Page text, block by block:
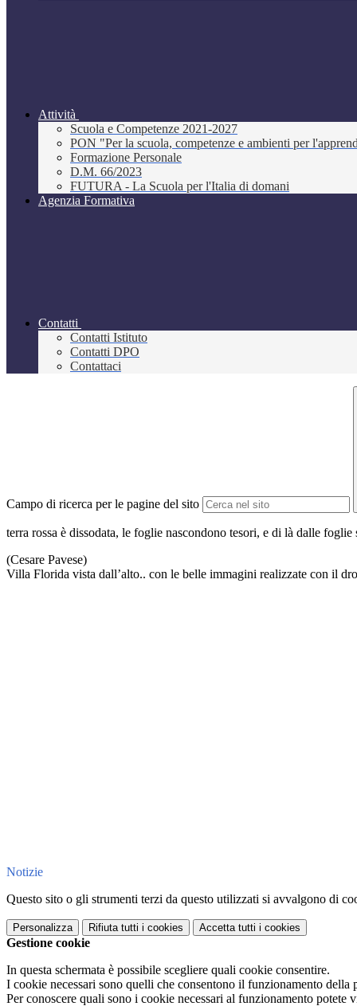
Attività
Scuola e Competenze 2021-2027
PON "Per la scuola, competenze e ambienti per
Formazione Personale
D.M. 66/2023
FUTURA - La Scuola per l'Italia di domani
Agenzia Formativa
Contatti
Contatti Istituto
Contatti DPO
Contattaci
Campo di ricerca per le pagine del sito
terra rossa è dissodata, le foglie nascondono tesori, e di là dalle foglie
(Cesare Pavese)
Villa Florida vista dall’alto.. con le belle immagini realizzate con il
Notizie
Questo sito o gli strumenti terzi da questo utilizzati si avvalgono di
Personalizza Rifiuta tutti i cookies Accetta tutti i cookies
Gestione cookie
In questa schermata è possibile scegliere quali cookie consentire.
I cookie necessari sono quelli che consentono il funzionamento
Per conoscere quali sono i cookie necessari al funzionamento potete